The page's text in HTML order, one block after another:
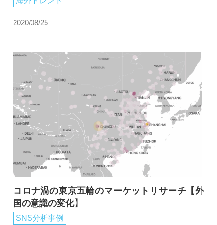
2020/08/25
コロナ渦の東京五輪のマーケットリサーチ【外
国の意識の変化】
SNS分析事例